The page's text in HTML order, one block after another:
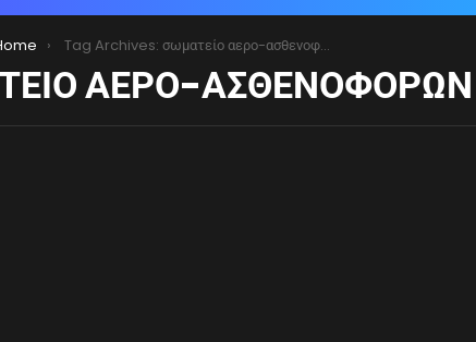
Tag Archives: σωματείο αερο-ασθενοφόρων
ΑΕΡΟ-ΑΣΘΕΝΟΦΌΡΩΝ